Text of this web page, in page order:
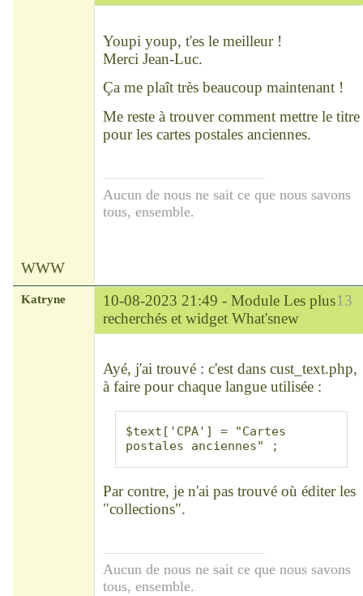
Youpi youp, t'es le meilleur !
Merci Jean-Luc.
Ça me plaît très beaucoup maintenant !
Me reste à trouver comment mettre le titre
pour les cartes postales anciennes.
Aucun de nous ne sait ce que nous savons
tous, ensemble.
WWW
13
Katryne 10-08-2023 21:49 - Module Les plus
recherchés et widget What'snew
Ayé, j'ai trouvé : c'est dans cust_text.php,
à faire pour chaque langue utilisée :
$text['CPA'] = "Cartes
postales anciennes" ;
Par contre, je n'ai pas trouvé où éditer les
"collections".
Aucun de nous ne sait ce que nous savons
tous, ensemble.